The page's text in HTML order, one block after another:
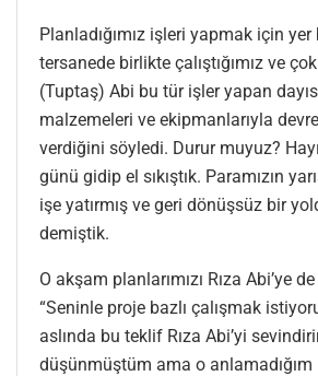
Planladığımız işleri yapmak için yer
tersanede birlikte çalıştığımız ve
(Tuptaş) Abi bu tür işler yapan
malzemeleri ve ekipmanlarıyla
verdiğini söyledi. Durur muyuz?
günü gidip el sıkıştık. Paramızın
işe yatırmış ve geri dönüşsüz bir
demiştik.
O akşam planlarımızı Rıza Abi’ye
“Seninle proje bazlı çalışmak
aslında bu teklif Rıza Abi’yi
düşünmüştüm ama o anlamadığım